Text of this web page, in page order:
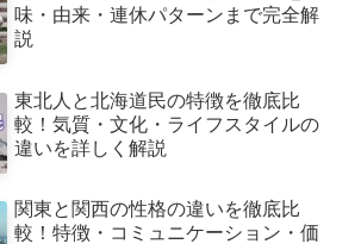
味・由来・連休パターンまで完全解
説
東北人と北海道民の特徴を徹底比
較！気質・文化・ライフスタイルの
違いを詳しく解説
関東と関西の性格の違いを徹底比
較！特徴・コミュニケーション・価